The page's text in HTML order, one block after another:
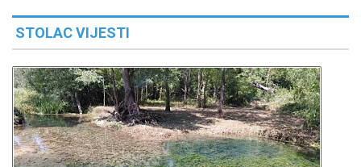
STOLAC VIJESTI